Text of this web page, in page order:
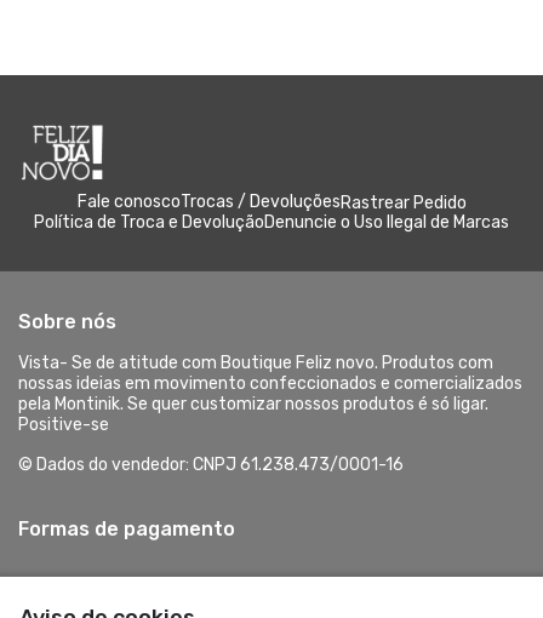
Fale conoscoTrocas / DevoluçõesRastrear Pedido
Política de Troca e DevoluçãoDenuncie o Uso Ilegal de Marcas
Sobre nós
Vista- Se de atitude com Boutique Feliz novo. Produtos com
nossas ideias em movimento confeccionados e comercializados
pela Montinik. Se quer customizar nossos produtos é só ligar.
Positive-se
© Dados do vendedor: CNPJ 61.238.473/0001-16
Formas de pagamento